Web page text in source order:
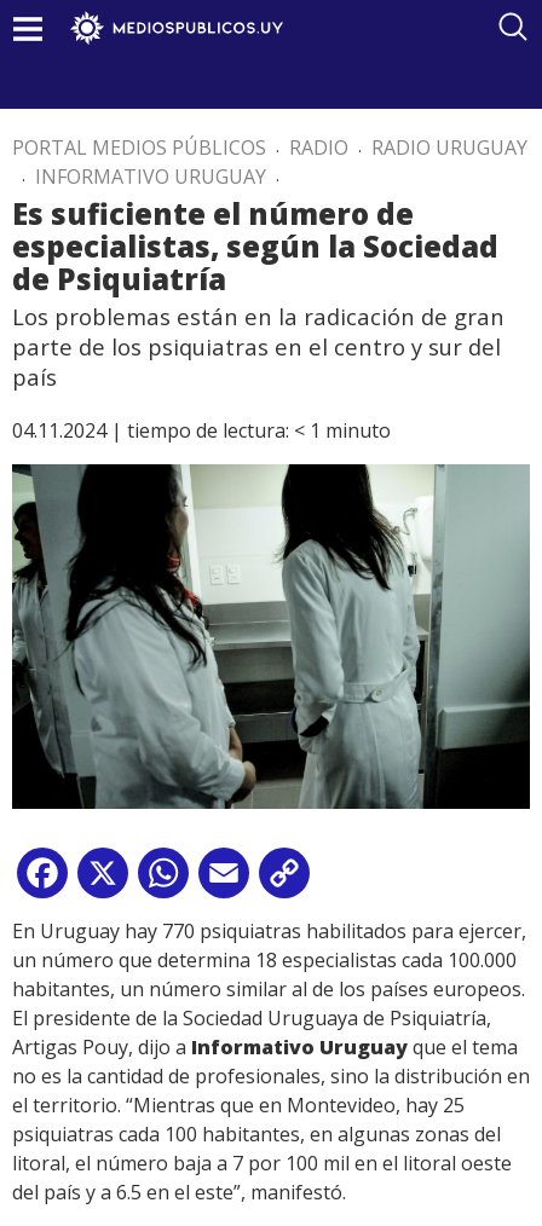
PORTAL MEDIOS PÚBLICOS . RADIO . RADIO URUGUAY
. INFORMATIVO URUGUAY .
Es suficiente el número de
especialistas, según la Sociedad
de Psiquiatría
Los problemas están en la radicación de gran
parte de los psiquiatras en el centro y sur del
país
04.11.2024 | tiempo de lectura: < 1 minuto
Facebook
X WhatsApp
Email
Link
En Uruguay hay 770 psiquiatras habilitados para ejercer,
un número que determina 18 especialistas cada 100.000
habitantes, un número similar al de los países europeos.
El presidente de la Sociedad Uruguaya de Psiquiatría,
Artigas Pouy, dijo a Informativo Uruguayque el tema
no es la cantidad de profesionales, sino la distribución en
el territorio. “Mientras que en Montevideo, hay 25
psiquiatras cada 100 habitantes, en algunas zonas del
litoral, el número baja a 7 por 100 mil en el litoral oeste
del país y a 6.5 en el este”, manifestó.